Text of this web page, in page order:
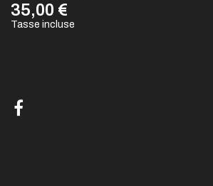
35,00 €
Tasse incluse